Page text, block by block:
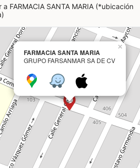
a FARMACIA SANTA MARIA (*ubicación
FARMACIA SANTA MARIA
GRUPO FARSANMAR SA DE CV
×